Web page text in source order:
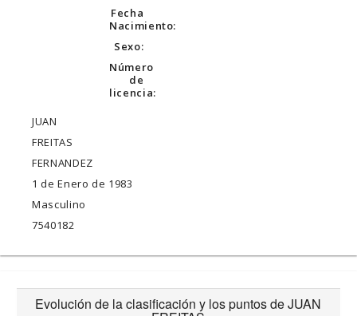
Fecha
Nacimiento:
Sexo:
Número
de
licencia:
JUAN
FREITAS
FERNANDEZ
1 de Enero de 1983
Masculino
7540182
Evolución de la clasificación y los puntos de JUAN